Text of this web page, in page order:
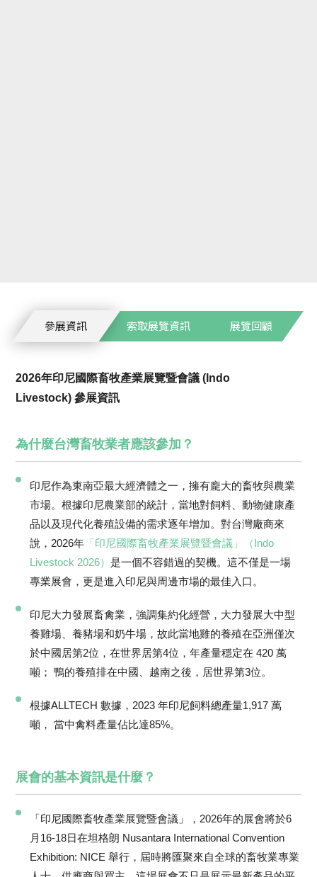
參展資訊 索取展覽資訊 展覽回顧
2026年印尼國際畜牧產業展覽暨會議 (Indo
Livestock) 參展資訊
為什麼台灣畜牧業者應該參加？
印尼作為東南亞最大經濟體之一，擁有龐大的畜牧與農業
市場。根據印尼農業部的統計，當地對飼料、動物健康產
品以及現代化養殖設備的需求逐年增加。對台灣廠商來
說，2026年 「印尼國際畜牧產業展覽暨會議」（Indo
Livestock 2026） 是一個不容錯過的契機。這不僅是一場
專業展會，更是進入印尼與周邊市場的最佳入口。
印尼大力發展畜禽業，強調集約化經營，大力發展大中型
養雞場、養豬場和奶牛場，故此當地雞的養殖在亞洲僅次
於中國居第2位，在世界居第4位，年產量穩定在 420 萬
噸； 鴨的養殖排在中國、越南之後，居世界第3位。
根據ALLTECH 數據，2023 年印尼飼料總產量1,917 萬
噸， 當中禽料產量佔比達85%。
展會的基本資訊是什麼？
「印尼國際畜牧產業展覽暨會議」，2026年的展會將於6
月16-18日在坦格朗 Nusantara International Convention
Exhibition: NICE 舉行，屆時將匯聚來自全球的畜牧業專業